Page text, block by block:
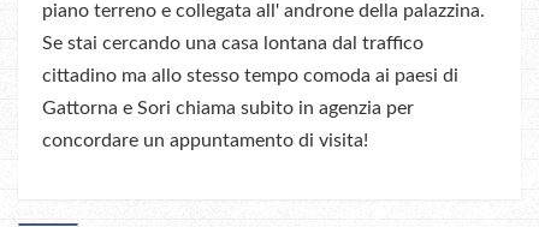
piano terreno e collegata all' androne della palazzina.
Se stai cercando una casa lontana dal traffico
cittadino ma allo stesso tempo comoda ai paesi di
Gattorna e Sori chiama subito in agenzia per
concordare un appuntamento di visita!